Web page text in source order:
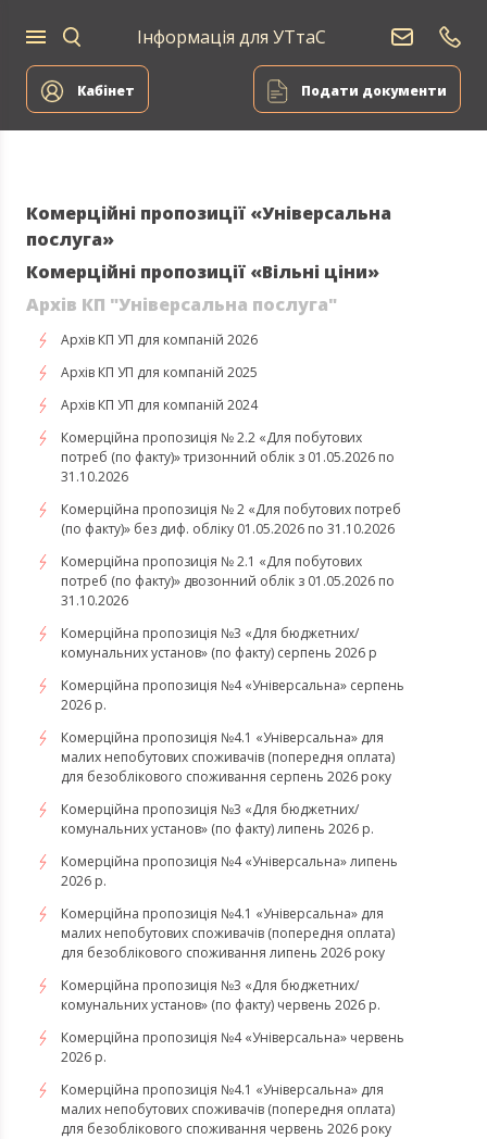
Кабінет Подати документи
Інформація для УТтаС
дому
компаній
Постачання
природного
газу
Комерційні пропозиції «Універсальна
послуга»
Комерційні пропозиції «Вільні ціни»
Архів КП "Універсальна послуга"
Архів КП УП для компаній 2026
Архів КП УП для компаній 2025
Архів КП УП для компаній 2024
Комерційна пропозиція № 2.2 «Для побутових
потреб (по факту)» тризонний облік з 01.05.2026 по
31.10.2026
Комерційна пропозиція № 2 «Для побутових потреб
(по факту)» без диф. обліку 01.05.2026 по 31.10.2026
Комерційна пропозиція № 2.1 «Для побутових
потреб (по факту)» двозонний облік з 01.05.2026 по
31.10.2026
Комерційна пропозиція №3 «Для бюджетних/
комунальних установ» (по факту) серпень 2026 р
Комерційна пропозиція №4 «Універсальна» серпень
2026 р.
Комерційна пропозиція №4.1 «Універсальна» для
малих непобутових споживачів (попередня оплата)
для безоблікового споживання серпень 2026 року
Комерційна пропозиція №3 «Для бюджетних/
комунальних установ» (по факту) липень 2026 р.
Комерційна пропозиція №4 «Універсальна» липень
2026 р.
Комерційна пропозиція №4.1 «Універсальна» для
малих непобутових споживачів (попередня оплата)
для безоблікового споживання липень 2026 року
Комерційна пропозиція №3 «Для бюджетних/
комунальних установ» (по факту) червень 2026 р.
Комерційна пропозиція №4 «Універсальна» червень
2026 р.
Комерційна пропозиція №4.1 «Універсальна» для
малих непобутових споживачів (попередня оплата)
для безоблікового споживання червень 2026 року